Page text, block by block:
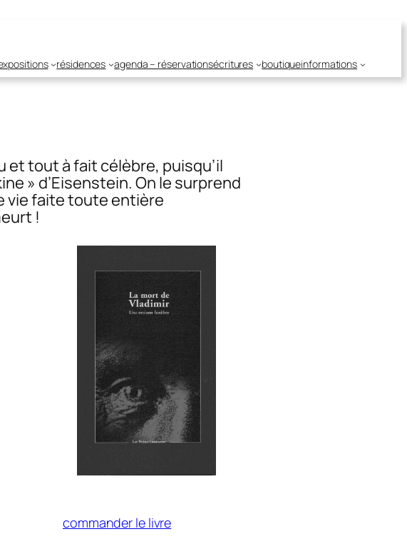
résidences agenda – réservationsécritures boutiqueinformations
et tout à fait célèbre, puisqu’il
» d’Eisenstein. On le surprend
vie faite toute entière
!
commander le livre